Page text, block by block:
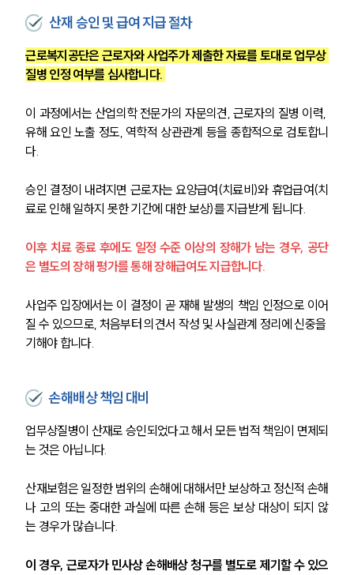
산재 승인 및 급여 지급 절차
근로복지공단은 근로자와 사업주가 제출한 자료를 토대로 업무상
질병 인정 여부를 심사합니다.
이 과정에서는 산업의학 전문가의 자문의견, 근로자의 질병 이력,
유해 요인 노출 정도, 역학적 상관관계 등을 종합적으로 검토합니
다.
승인 결정이 내려지면 근로자는 요양급여(치료비)와 휴업급여(치
료로 인해 일하지 못한 기간에 대한 보상)를 지급받게 됩니다.
이후 치료 종료 후에도 일정 수준 이상의 장해가 남는 경우, 공단
은 별도의 장해 평가를 통해 장해급여도 지급합니다.
사업주 입장에서는 이 결정이 곧 재해 발생의 책임 인정으로 이어
질 수 있으므로, 처음부터 의견서 작성 및 사실관계 정리에 신중을
기해야 합니다.
손해배상 책임 대비
업무상질병이 산재로 승인되었다고 해서 모든 법적 책임이 면제되
는 것은 아닙니다.
산재보험은 일정한 범위의 손해에 대해서만 보상하고 정신적 손해
나 고의 또는 중대한 과실에 따른 손해 등은 보상 대상이 되지 않
는 경우가 많습니다.
이 경우, 근로자가 민사상 손해배상 청구를 별도로 제기할 수 있으